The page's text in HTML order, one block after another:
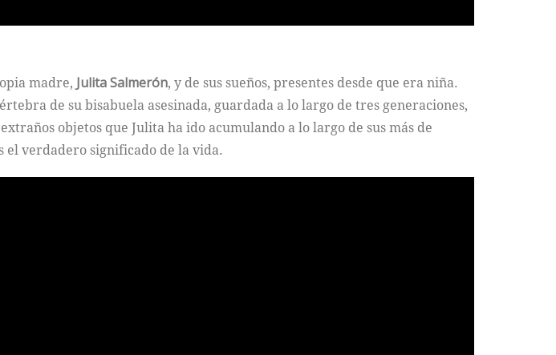
madre, Julita Salmerón, y de sus sueños, presentes desde que era niña.
de su bisabuela asesinada, guardada a lo largo de tres generaciones,
objetos que Julita ha ido acumulando a lo largo de sus más de
el verdadero significado de la vida.